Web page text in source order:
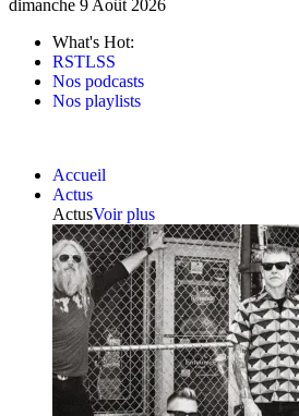
dimanche 9 Août 2026
What's Hot:
RSTLSS
Nos podcasts
Nos playlists
Accueil
Actus
ActusVoir plus